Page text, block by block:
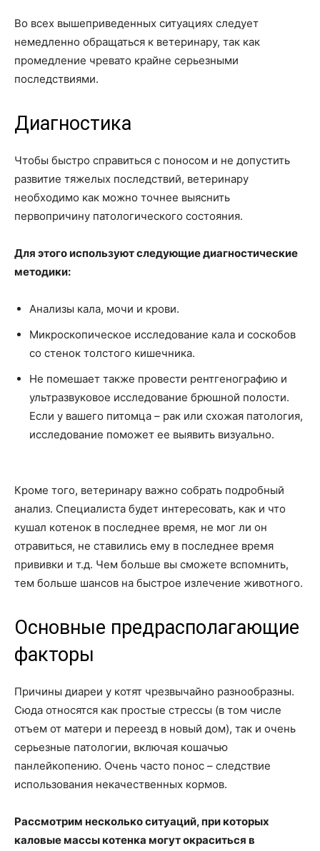
Во всех вышеприведенных ситуациях следует
немедленно обращаться к ветеринару, так как
промедление чревато крайне серьезными
последствиями.
Диагностика
Чтобы быстро справиться с поносом и не допустить
развитие тяжелых последствий, ветеринару
необходимо как можно точнее выяснить
первопричину патологического состояния.
Для этого используют следующие диагностические
методики:
Анализы кала, мочи и крови.
Микроскопическое исследование кала и соскобов
со стенок толстого кишечника.
Не помешает также провести рентгенографию и
ультразвуковое исследование брюшной полости.
Если у вашего питомца – рак или схожая патология,
исследование поможет ее выявить визуально.
Кроме того, ветеринару важно собрать подробный
анализ. Специалиста будет интересовать, как и что
кушал котенок в последнее время, не мог ли он
отравиться, не ставились ему в последнее время
прививки и т.д. Чем больше вы сможете вспомнить,
тем больше шансов на быстрое излечение животного.
Основные предрасполагающие
факторы
Причины диареи у котят чрезвычайно разнообразны.
Сюда относятся как простые стрессы (в том числе
отъем от матери и переезд в новый дом), так и очень
серьезные патологии, включая кошачью
панлейкопению. Очень часто понос – следствие
использования некачественных кормов.
Рассмотрим несколько ситуаций, при которых
каловые массы котенка могут окраситься в